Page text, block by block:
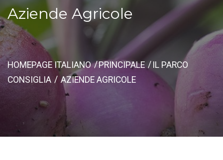
Aziende Agricole
HOMEPAGE ITALIANO PRINCIPALE
IL PARCO
CONSIGLIA
AZIENDE AGRICOLE